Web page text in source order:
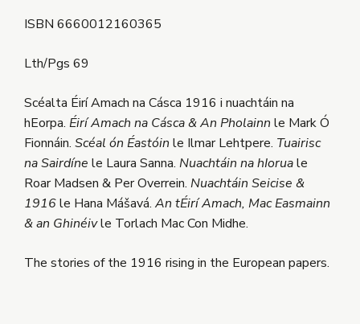
ISBN 6660012160365
Lth/Pgs 69
Scéalta Éirí Amach na Cásca 1916 i nuachtáin na
hEorpa. Éirí Amach na Cásca & An Pholainn le Mark Ó
Fionnáin. Scéal ón Éastóin le Ilmar Lehtpere. Tuairisc
na Sairdíne le Laura Sanna. Nuachtáin na hIoruale
Roar Madsen & Per Overrein. Nuachtáin Seicise &
1916le Hana Mášavá. An tÉirí Amach, Mac Easmainn
& an Ghinéivle Torlach Mac Con Midhe.
The stories of the 1916 rising in the European papers.